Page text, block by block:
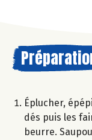
Éplucher,
dés puis les
beurre.